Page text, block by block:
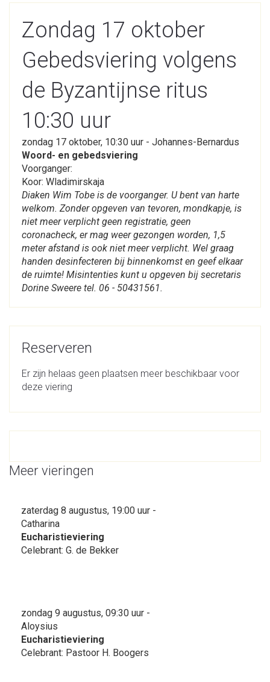
Zondag 17 oktober
Gebedsviering volgens
de Byzantijnse ritus
10:30 uur
zondag 17 oktober, 10:30 uur - Johannes-Bernardus
Woord- en gebedsviering
Voorganger:
Koor: Wladimirskaja
Diaken Wim Tobe is de voorganger. U bent van harte
welkom. Zonder opgeven van tevoren, mondkapje, is
niet meer verplicht geen registratie, geen
coronacheck, er mag weer gezongen worden, 1,5
meter afstand is ook niet meer verplicht. Wel graag
handen desinfecteren bij binnenkomst en geef elkaar
de ruimte! Misintenties kunt u opgeven bij secretaris
Dorine Sweere tel. 06 - 50431561.
Reserveren
Er zijn helaas geen plaatsen meer beschikbaar voor
deze viering
Meer vieringen
zaterdag 8 augustus, 19:00 uur -
Catharina
Eucharistieviering
Celebrant: G. de Bekker
zondag 9 augustus, 09:30 uur -
Aloysius
Eucharistieviering
Celebrant: Pastoor H. Boogers